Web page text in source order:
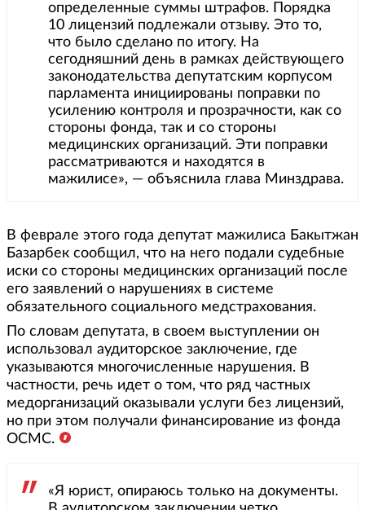
определенные суммы штрафов. Порядка
10 лицензий подлежали отзыву. Это то,
что было сделано по итогу. На
сегодняшний день в рамках действующего
законодательства депутатским корпусом
парламента инициированы поправки по
усилению контроля и прозрачности, как со
стороны фонда, так и со стороны
медицинских организаций. Эти поправки
рассматриваются и находятся в
мажилисе», — объяснила глава Минздрава.
В феврале этого года депутат мажилиса Бакытжан
Базарбек сообщил, что на него подали судебные
иски со стороны медицинских организаций после
его заявлений о нарушениях в системе
обязательного социального медстрахования.
По словам депутата, в своем выступлении он
использовал аудиторское заключение, где
указываются многочисленные нарушения. В
частности, речь идет о том, что ряд частных
медорганизаций оказывали услуги без лицензий,
но при этом получали финансирование из фонда
ОСМС.
«Я юрист, опираюсь только на документы.